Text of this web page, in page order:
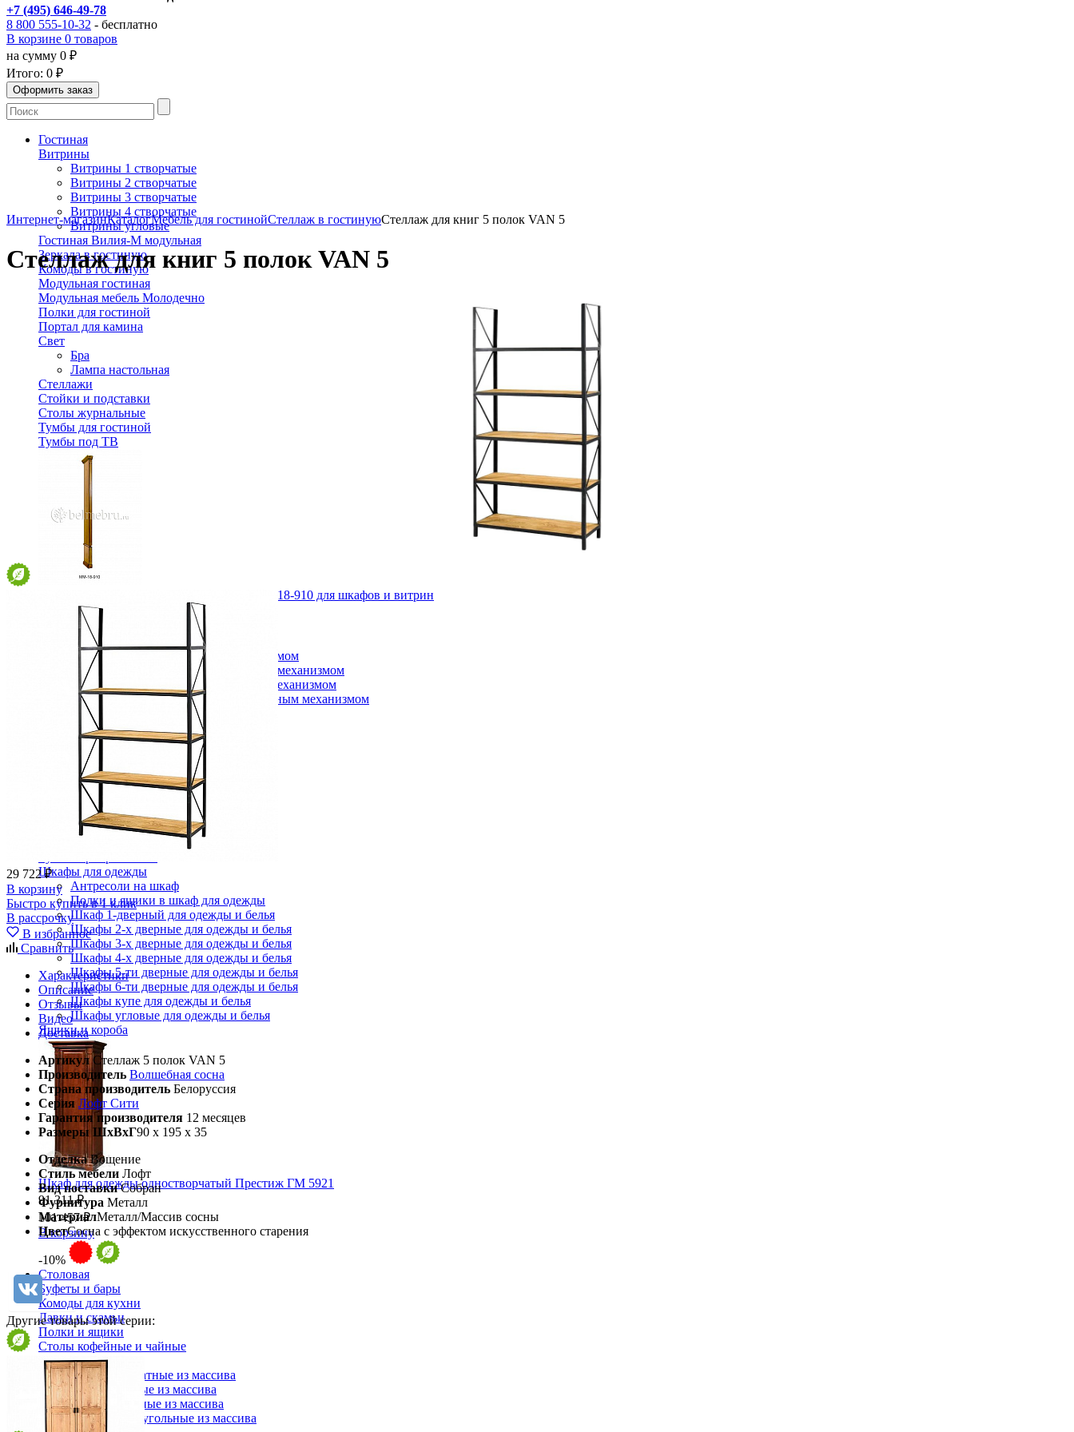
+7 (495) 646-49-78
8 800 555-10-32 - бесплатно
В корзине 0 товаров
на сумму 0 ₽
Итого: 0 ₽
Гостиная
Витрины
Витрины 1 створчатые
Витрины 2 створчатые
Витрины 3 створчатые
Витрины 4 створчатые
Витрины угловые
Гостиная Вилия-М модульная
Зеркала в гостиную
Комоды в гостиную
Модульная гостиная
Модульная мебель Молодечно
Полки для гостиной
Портал для камина
Свет
Бра
Лампа настольная
Стеллажи
Стойки и подставки
Столы журнальные
Тумбы для гостиной
Тумбы под ТВ
Пилястра левая оконечная Молодечно ММ-18-910 для шкафов и витрин
В корзину
Спальня
Деревянные кровати с подъемным механизмом
Кровати односпальные с подъемным механизмом
Кровати двуспальные с подъемным механизмом
Кровати полутороспальные с подъемным механизмом
Кровати двуспальные
Кровати металлические
Кровати односпальные
Кровати полутороспальные
Решетки и настилы под матрас
Спальные гарнитуры
Шкафы для одежды
Антресоли на шкаф
Полки и ящики в шкаф для одежды
Шкаф 1-дверный для одежды и белья
Шкафы 2-х дверные для одежды и белья
Шкафы 3-х дверные для одежды и белья
Шкафы 4-х дверные для одежды и белья
Шкафы 5-ти дверные для одежды и белья
Шкафы 6-ти дверные для одежды и белья
Шкафы купе для одежды и белья
Шкафы угловые для одежды и белья
Ящики и короба
Шкаф для одежды одностворчатый Престиж ГМ 5921
91 311 ₽
101 457 ₽
В корзину
-10%
Столовая
Буфеты и бары
Комоды для кухни
Лавки и скамьи
Полки и ящики
Столы кофейные и чайные
Столы обеденные
Столы квадратные из массива
Столы круглые из массива
Столы овальные из массива
Столы прямоугольные из массива
Интернет-магазинКаталогМебель для гостинойСтеллаж в гостинуюСтеллаж для книг 5 полок VAN 5
Стеллаж для книг 5 полок VAN 5
29 722 ₽
В корзину
Быстро купить в 1 клик
В рассрочку
В избранное
Сравнить
Характеристики
Описание
Отзывы
Видео
Доставка
Артикул Стеллаж 5 полок VAN 5
Производитель Волшебная сосна
Страна производитель Белоруссия
Серия Лофт Сити
Гарантия производителя 12 месяцев
Размеры ШхВхГ90 x 195 x 35
Отделка Вощение
Стиль мебели Лофт
Вид поставки Собран
Фурнитура Металл
МатериалМеталл/Массив сосны
ЦветСосна с эффектом искусственного старения
Другие товары этой серии: